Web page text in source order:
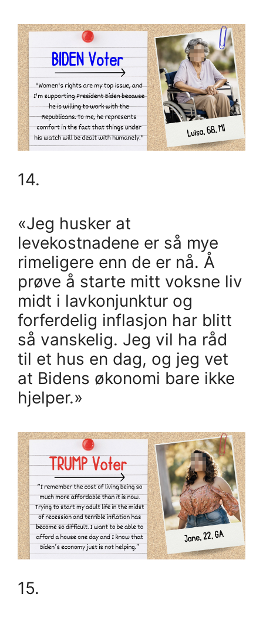
14.
«Jeg husker at
levekostnadene er så mye
rimeligere enn de er nå. Å
prøve å starte mitt voksne liv
midt i lavkonjunktur og
forferdelig inflasjon har blitt
så vanskelig. Jeg vil ha råd
til et hus en dag, og jeg vet
at Bidens økonomi bare ikke
hjelper.»
15.